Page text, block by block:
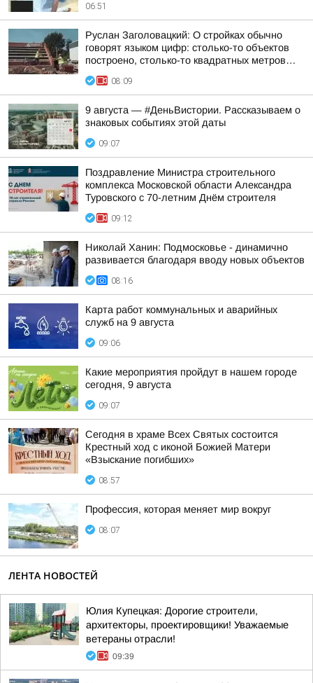
06:51
Руслан Заголовацкий: О стройках обычно
говорят языком цифр: столько-то объектов
построено, столько-то квадратных метров…
08:09
9 августа — #ДеньВистории. Рассказываем о
знаковых событиях этой даты
09:07
Поздравление Министра строительного
комплекса Московской области Александра
Туровского с 70-летним Днём строителя
09:12
Николай Ханин: Подмосковье - динамично
развивается благодаря вводу новых объектов
08:16
Карта работ коммунальных и аварийных
служб на 9 августа
09:06
Какие мероприятия пройдут в нашем городе
сегодня, 9 августа
09:07
Сегодня в храме Всех Святых состоится
Крестный ход с иконой Божией Матери
«Взыскание погибших»
08:57
Профессия, которая меняет мир вокруг
08:07
ЛЕНТА НОВОСТЕЙ
Юлия Купецкая: Дорогие строители,
архитекторы, проектировщики! Уважаемые
ветераны отрасли!
09:39